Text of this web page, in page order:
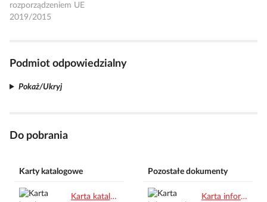
rozporządzeniem UE
2019/2015
Podmiot odpowiedzialny
Pokaż/Ukryj
Do pobrania
Karty katalogowe
Karta katalogowa PL.pdf
Pozostałe dokumenty
Karta informacyjna produktu.pdf